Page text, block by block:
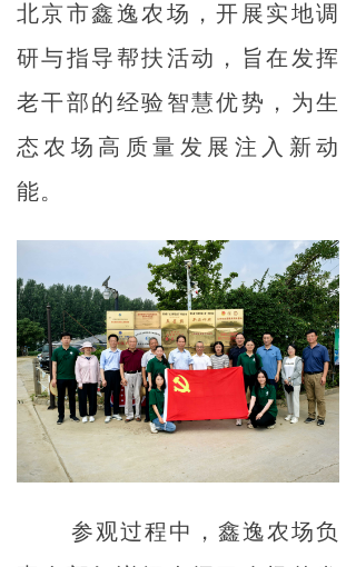
北京市鑫逸农场，开展实地调
研与指导帮扶活动，旨在发挥
老干部的经验智慧优势，为生
态农场高质量发展注入新动
能。
参观过程中，鑫逸农场负